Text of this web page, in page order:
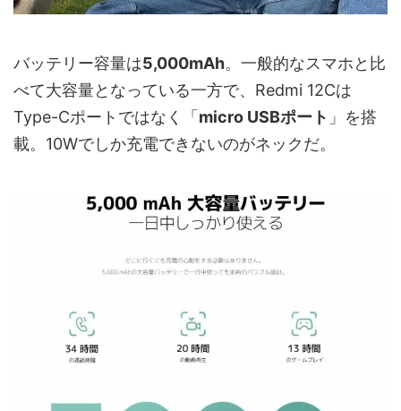
バッテリー容量は5,000mAh。一般的なスマホと比
べて大容量となっている一方で、Redmi 12Cは
Type-Cポートではなく「 micro USBポート 」を搭
載。10Wでしか充電できないのがネックだ。